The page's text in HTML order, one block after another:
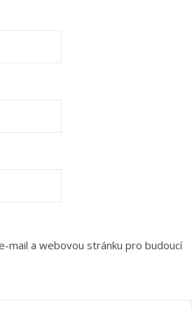
mail a webovou stránku pro budoucí